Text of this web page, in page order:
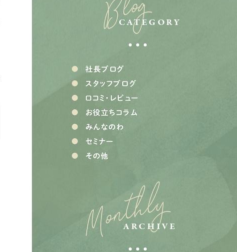
CATEGORY
社長ブログ
スタッフブログ
口コミ・レビュー
お役立ちコラム
みんなのわ
セミナー
その他
Monthly
ARCHIVE